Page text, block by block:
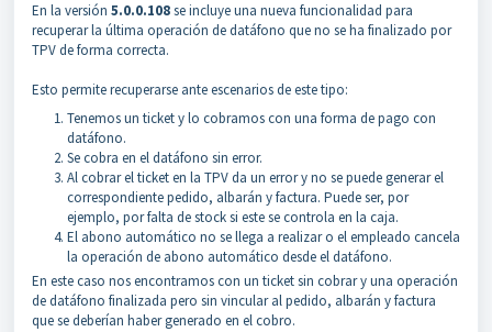
En la versión 5.0.0.108se incluye una nueva funcionalidad para
recuperar la última operación de datáfono que no se ha finalizado por
TPV de forma correcta.
Esto permite recuperarse ante escenarios de este tipo:
Tenemos un ticket y lo cobramos con una forma de pago con
datáfono.
Se cobra en el datáfono sin error.
Al cobrar el ticket en la TPV da un error y no se puede generar el
correspondiente pedido, albarán y factura. Puede ser, por
ejemplo, por falta de stock si este se controla en la caja.
El abono automático no se llega a realizar o el empleado cancela
la operación de abono automático desde el datáfono.
En este caso nos encontramos con un ticket sin cobrar y una operación
de datáfono finalizada pero sin vincular al pedido, albarán y factura
que se deberían haber generado en el cobro.